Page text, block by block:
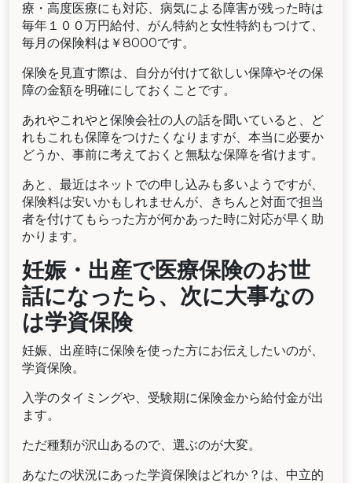
療・高度医療にも対応、病気による障害が残った時は
毎年１００万円給付、がん特約と女性特約もつけて、
毎月の保険料は￥8000です。
保険を見直す際は、自分が付けて欲しい保障やその保
障の金額を明確にしておくことです。
あれやこれやと保険会社の人の話を聞いていると、ど
れもこれも保障をつけたくなりますが、本当に必要か
どうか、事前に考えておくと無駄な保障を省けます。
あと、最近はネットでの申し込みも多いようですが、
保険料は安いかもしれませんが、きちんと対面で担当
者を付けてもらった方が何かあった時に対応が早く助
かります。
妊娠・出産で医療保険のお世
話になったら、次に大事なの
は学資保険
妊娠、出産時に保険を使った方にお伝えしたいのが、
学資保険。
入学のタイミングや、受験期に保険金から給付金が出
ます。
ただ種類が沢山あるので、選ぶのが大変。
あなたの状況にあった学資保険はどれか？は、中立的